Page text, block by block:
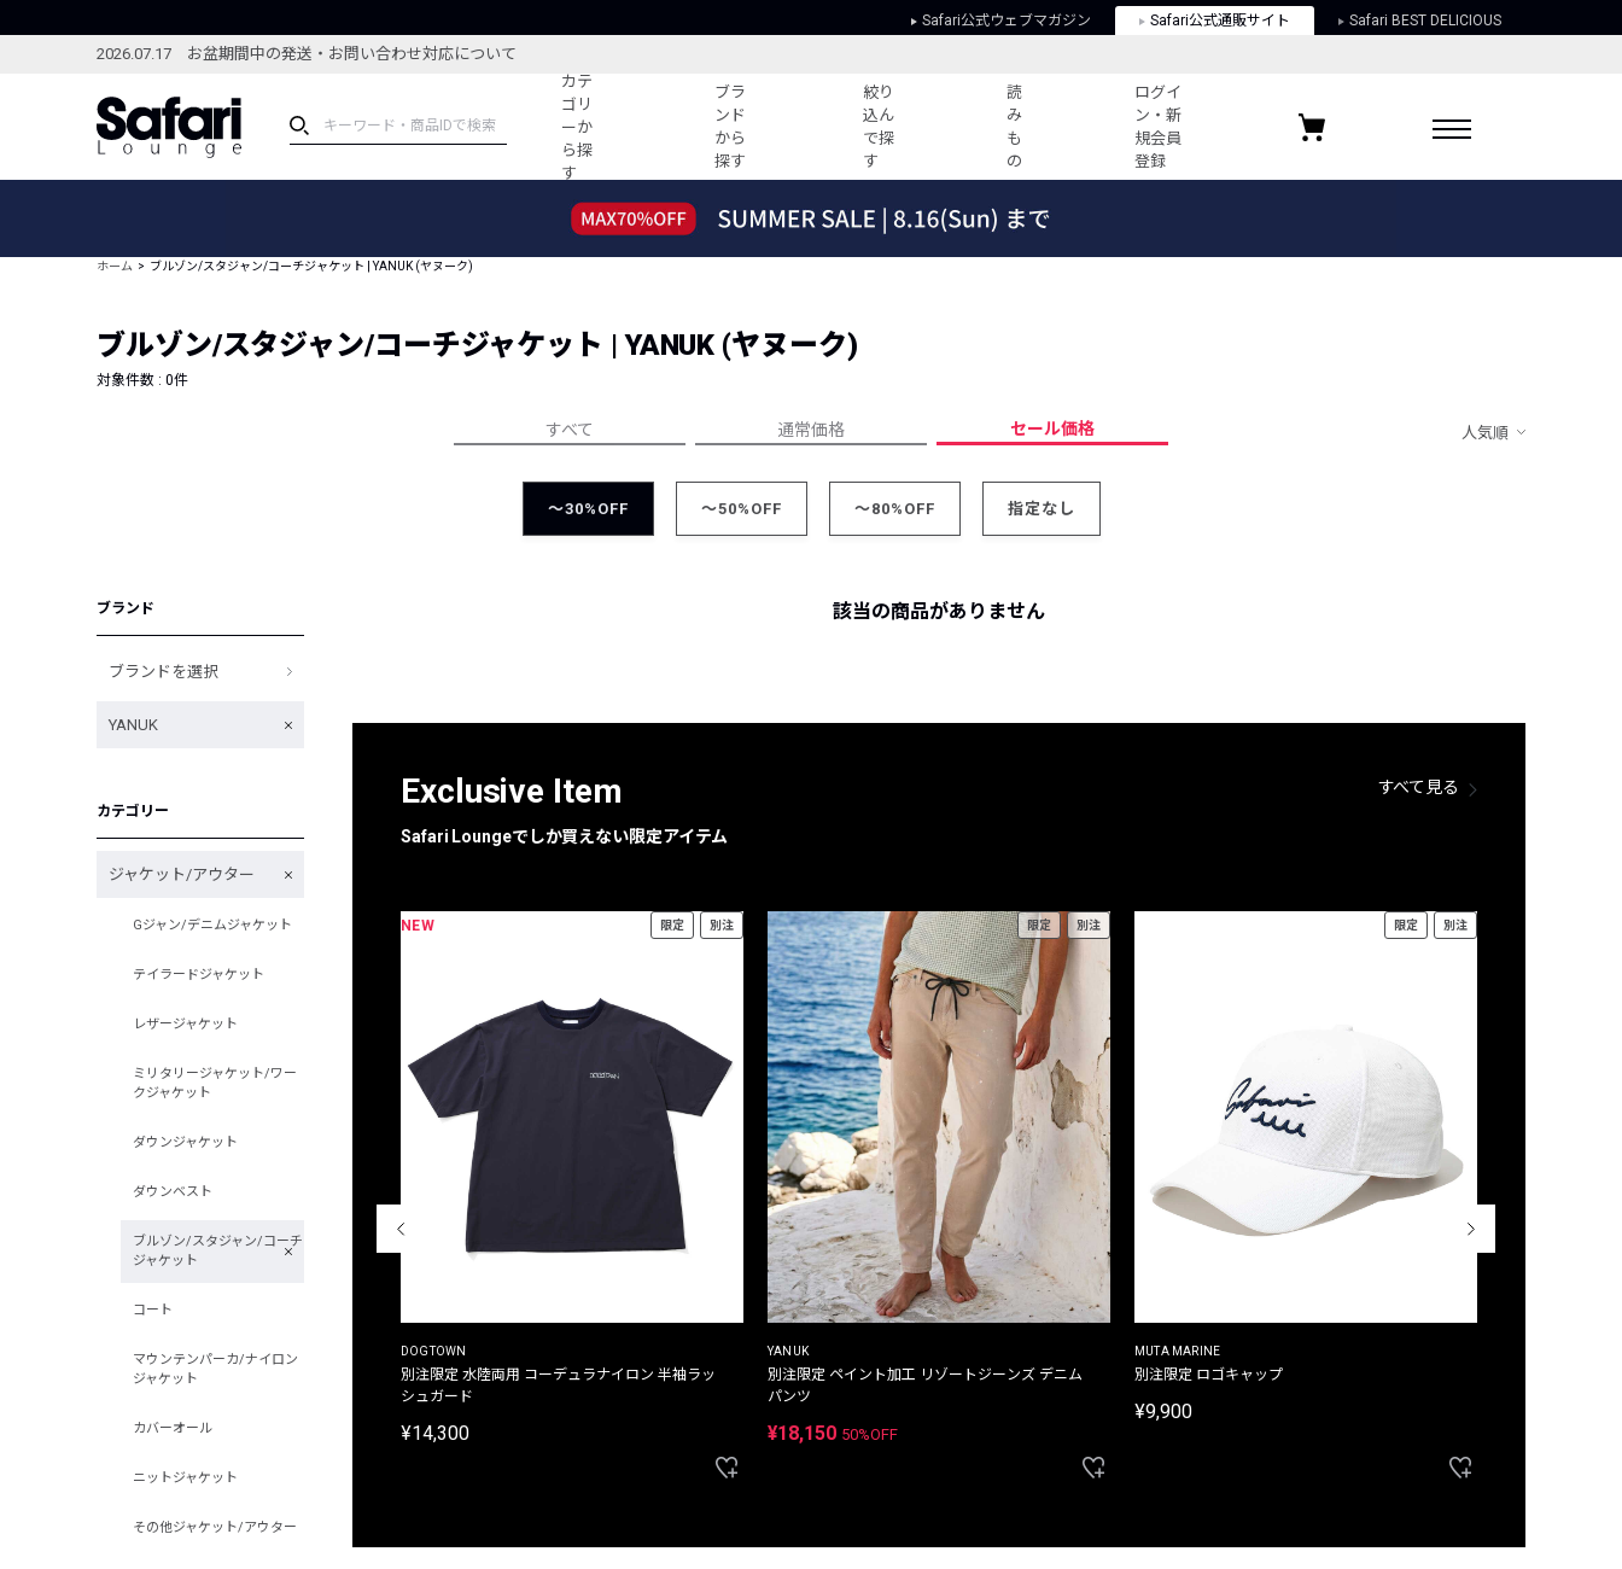
Safari公式ウェブマガジン Safari公式通販サイト Safari BEST DELICIOUS
2026.07.17 お盆期間中の発送・お問い合わせ対応について
カテ
ゴリ
ーか
ら探
す
ブラ
ンド
から
探す
絞り
込ん
で探
す
読
み
も
の
ログイ
ン・新
規会員
登録
ブランドから探す
新着アイテム
編集部のおすすめアイテム
特集記事
コーディネート
すべての記事
ーデ紹介
HOTなコーデ TOP20
人気記事ランキング
ウィークリーコーデ
プライバシーポリシー
お気に入りブランド
ホーム ブルゾン/スタジャン/コーチジャケット | YANUK (ヤヌーク)
ブルゾン/スタジャン/コーチジャケット | YANUK (ヤヌーク)
対象件数 : 0件
すべて 通常価格 セール価格 人気順
～30%OFF ～50%OFF ～80%OFF 指定なし
ブランド
ブランドを選択
YANUK
カテゴリー
ジャケット/アウター
Gジャン/デニムジャケット
テイラードジャケット
レザージャケット
ミリタリージャケット/ワー
クジャケット
ダウンジャケット
ダウンベスト
ブルゾン/スタジャン/コーチ
ジャケット
コート
マウンテンパーカ/ナイロン
ジャケット
カバーオール
ニットジャケット
その他ジャケット/アウター
該当の商品がありません
Exclusive Item
Safari Loungeでしか買えない限定アイテム
すべて見る
THE DUFFER OF ST.GEORGE
別注限定 ピグメントダイ バックプリント サーフ
NEW 限定 別注
DOGTOWN
別注限定 水陸両用 コーデュラナイロン 半袖ラッ
シュガード
¥14,300
限定 別注
YANUK
別注限定 ペイント加工 リゾートジーンズ デニム
パンツ
¥18,150 50%OFF
限定 別注
MUTA MARINE
別注限定 ロゴキャップ
¥9,900